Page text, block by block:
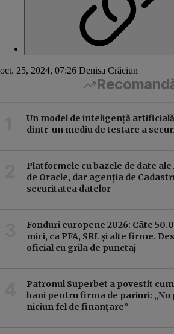
oct. 25, 2024, 07:26 Denisa Crăciun
Un model de inteligență
dintr-un mediu de testare a
Platformele cu bazele de date
de Oracle, dar agenția de
securitatea datelor
Fonduri europene 2026: Câte
mici, ca PFA, SRL și alte firme.
oficial cu grila de punctaj
Patronul Superbet a povestit
bani pentru firma de pariuri: „Nu
niciun fel de finanțare”